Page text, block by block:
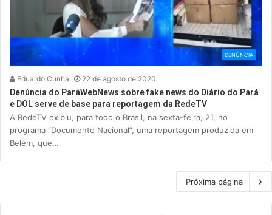
DENÚNCIA
Eduardo Cunha 22 de agosto de 2020
Denúncia do ParáWebNews sobre fake news do Diário do Pará
e DOL serve de base para reportagem da RedeTV
A RedeTV exibiu, para todo o Brasil, na sexta-feira, 21, no
programa “Documento Nacional”, uma reportagem produzida em
Belém, que…
Próxima página